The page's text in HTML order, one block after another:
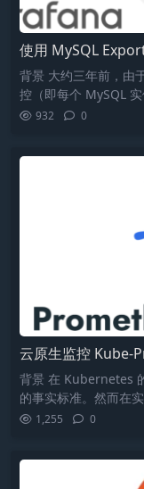
使用 MySQL
背景 大约三年前，由
控（即每个 MySQL
932 0
云原生监控 Kube-
背景 在 Kubernetes
的事实标准。然而在
1,255 0